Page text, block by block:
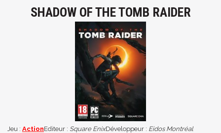
SHADOW OF THE TOMB RAIDER
Jeu : ActionEditeur : Square EnixDéveloppeur : Eidos Montréal